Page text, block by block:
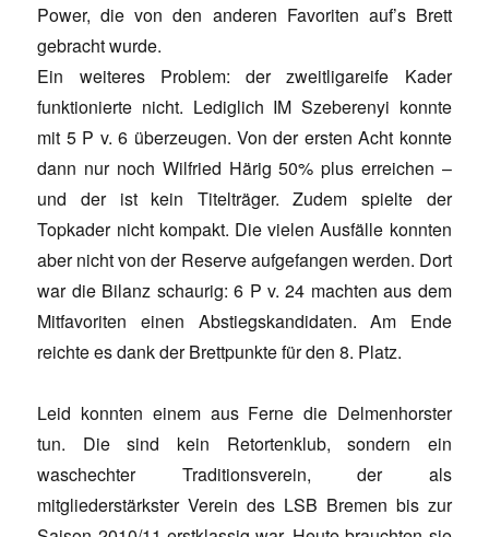
Power, die von den anderen Favoriten auf’s Brett
gebracht wurde.
Ein weiteres Problem: der zweitligareife Kader
funktionierte nicht. Lediglich IM Szeberenyi konnte
mit 5 P v. 6 überzeugen. Von der ersten Acht konnte
dann nur noch Wilfried Härig 50% plus erreichen –
und der ist kein Titelträger. Zudem spielte der
Topkader nicht kompakt. Die vielen Ausfälle konnten
aber nicht von der Reserve aufgefangen werden. Dort
war die Bilanz schaurig: 6 P v. 24 machten aus dem
Mitfavoriten einen Abstiegskandidaten. Am Ende
reichte es dank der Brettpunkte für den 8. Platz.
Leid konnten einem aus Ferne die Delmenhorster
tun. Die sind kein Retortenklub, sondern ein
waschechter Traditionsverein, der als
mitgliederstärkster Verein des LSB Bremen bis zur